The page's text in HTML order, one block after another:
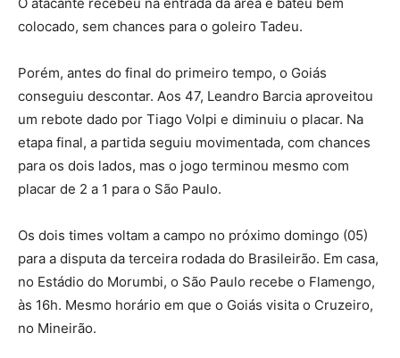
colocado, sem chances para o goleiro Tadeu.
Porém, antes do final do primeiro tempo, o Goiás
conseguiu descontar. Aos 47, Leandro Barcia aproveitou
um rebote dado por Tiago Volpi e diminuiu o placar. Na
etapa final, a partida seguiu movimentada, com chances
para os dois lados, mas o jogo terminou mesmo com
placar de 2 a 1 para o São Paulo.
Os dois times voltam a campo no próximo domingo (05)
para a disputa da terceira rodada do Brasileirão. Em casa,
no Estádio do Morumbi, o São Paulo recebe o Flamengo,
às 16h. Mesmo horário em que o Goiás visita o Cruzeiro,
no Mineirão.